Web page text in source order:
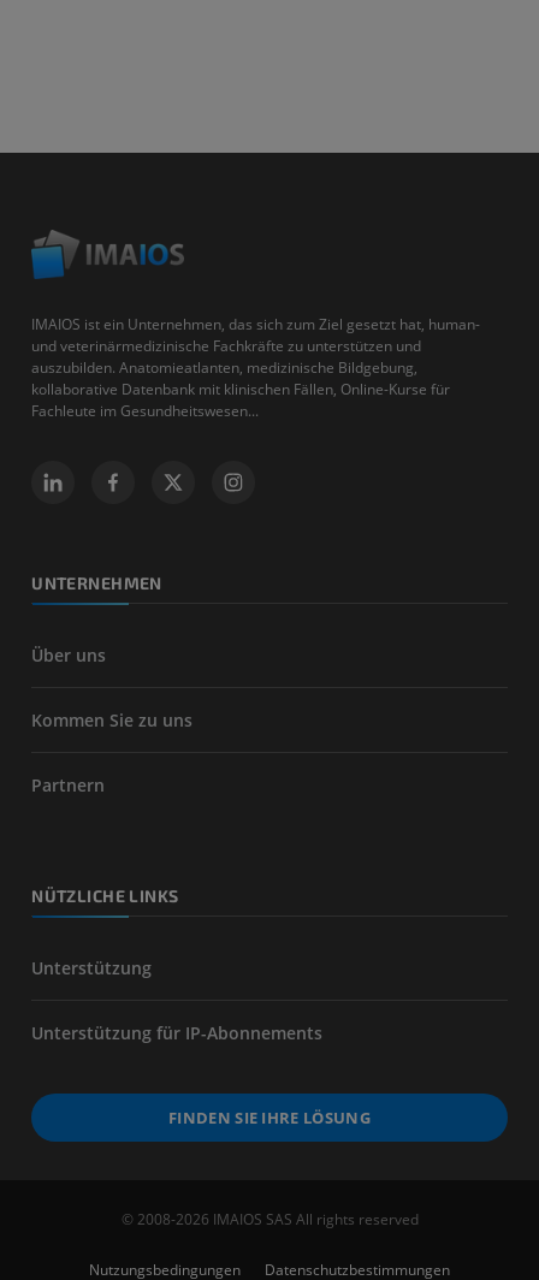
IMAIOS ist ein Unternehmen, das sich zum Ziel gesetzt hat, human-
und veterinärmedizinische Fachkräfte zu unterstützen und
auszubilden. Anatomieatlanten, medizinische Bildgebung,
kollaborative Datenbank mit klinischen Fällen, Online-Kurse für
Fachleute im Gesundheitswesen...
UNTERNEHMEN
Über uns
Kommen Sie zu uns
Partnern
NÜTZLICHE LINKS
Unterstützung
Unterstützung für IP-Abonnements
FINDEN SIE IHRE LÖSUNG
© 2008-2026 IMAIOS SAS All rights reserved
Nutzungsbedingungen Datenschutzbestimmungen